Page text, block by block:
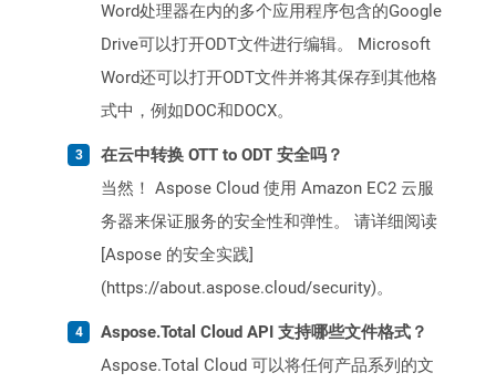
Word处理器在内的多个应用程序包含的Google
Drive可以打开ODT文件进行编辑。 Microsoft
Word还可以打开ODT文件并将其保存到其他格
式中，例如DOC和DOCX。
在云中转换 OTT to ODT 安全吗？
当然！ Aspose Cloud 使用 Amazon EC2 云服
务器来保证服务的安全性和弹性。 请详细阅读
[Aspose 的安全实践]
(https://about.aspose.cloud/security)。
Aspose.Total Cloud API 支持哪些文件格式？
Aspose.Total Cloud 可以将任何产品系列的文